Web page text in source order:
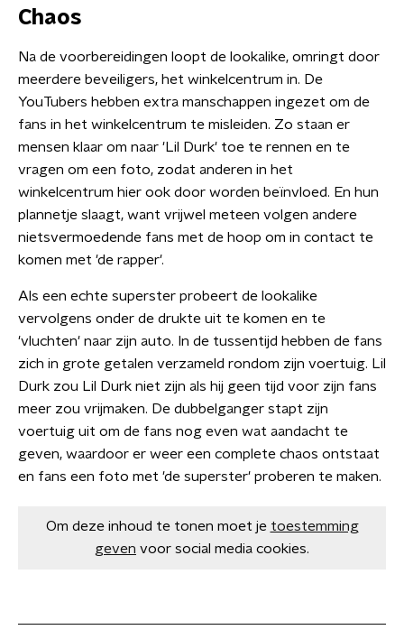
Chaos
Na de voorbereidingen loopt de lookalike, omringt door
meerdere beveiligers, het winkelcentrum in. De
YouTubers hebben extra manschappen ingezet om de
fans in het winkelcentrum te misleiden. Zo staan er
mensen klaar om naar 'Lil Durk' toe te rennen en te
vragen om een foto, zodat anderen in het
winkelcentrum hier ook door worden beïnvloed. En hun
plannetje slaagt, want vrijwel meteen volgen andere
nietsvermoedende fans met de hoop om in contact te
komen met 'de rapper'.
Als een echte superster probeert de lookalike
vervolgens onder de drukte uit te komen en te
'vluchten' naar zijn auto. In de tussentijd hebben de fans
zich in grote getalen verzameld rondom zijn voertuig. Lil
Durk zou Lil Durk niet zijn als hij geen tijd voor zijn fans
meer zou vrijmaken. De dubbelganger stapt zijn
voertuig uit om de fans nog even wat aandacht te
geven, waardoor er weer een complete chaos ontstaat
en fans een foto met 'de superster' proberen te maken.
Om deze inhoud te tonen moet je toestemming
geven voor social media cookies.